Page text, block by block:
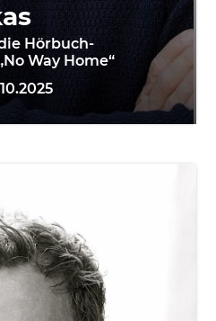
Hörbuch-
Way Home“